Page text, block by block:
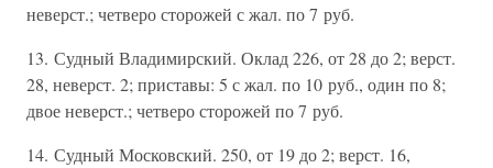
неверст.; четверо сторожей с жал. по 7 руб.
13. Судный Владимирский. Оклад 226, от 28 до 2; верст.
28, неверст. 2; приставы: 5 с жал. по 10 руб., один по 8;
двое неверст.; четверо сторожей по 7 руб.
14. Судный Московский. 250, от 19 до 2; верст. 16,